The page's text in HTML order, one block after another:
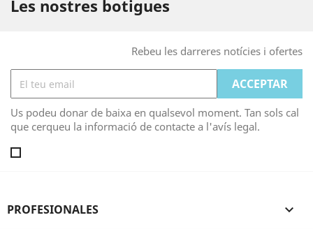
Les nostres botigues
Rebeu les darreres notícies i ofertes
Us podeu donar de baixa en qualsevol moment. Tan sols cal
que cerqueu la informació de contacte a l'avís legal.
PROFESIONALES 